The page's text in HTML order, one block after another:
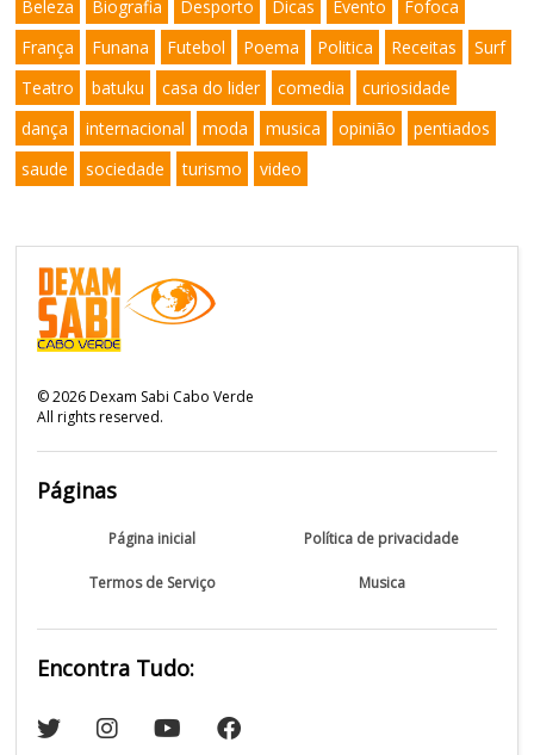
Beleza Biografia Desporto Dicas Evento
Fofoca
França
Funana Futebol Poema Politica Receitas
Surf
Teatro
batuku casa do lider comedia
curiosidade
dança
internacional moda musica opinião
pentiados
saude
sociedade turismo video
©2026Dexam Sabi Cabo Verde
All rights reserved.
Páginas
Página inicial Política de privacidade
Termos de Serviço Musica
Encontra Tudo: